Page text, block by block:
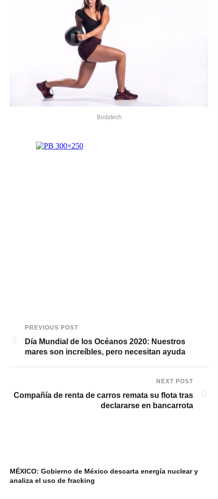
Bodytech
PREVIOUS POST
Día Mundial de los Océanos 2020: Nuestros
mares son increíbles, pero necesitan ayuda
NEXT POST
Compañía de renta de carros remata su flota tras
declararse en bancarrota
MÉXICO: Gobierno de México descarta energía nuclear y
analiza el uso de fracking